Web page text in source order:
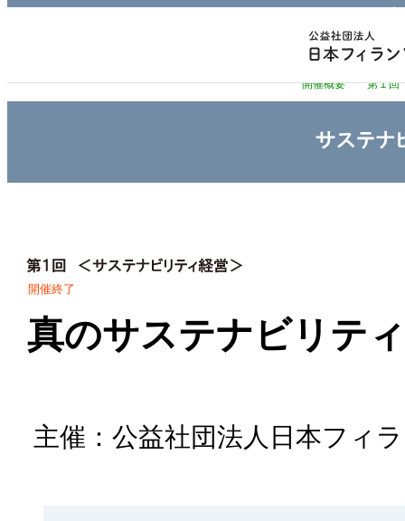
開催終了
真のサステナビリテ
主催：公益社団法人日本フ